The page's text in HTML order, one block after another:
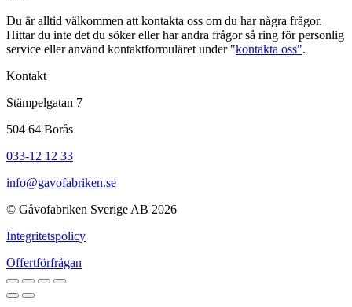
Du är alltid välkommen att kontakta oss om du har några frågor.
Hittar du inte det du söker eller har andra frågor så ring för personlig
service eller använd kontaktformuläret under "kontakta oss".
Kontakt
Stämpelgatan 7
504 64 Borås
033-12 12 33
info@gavofabriken.se
© Gåvofabriken Sverige AB 2026
Integritetspolicy
Offertförfrågan